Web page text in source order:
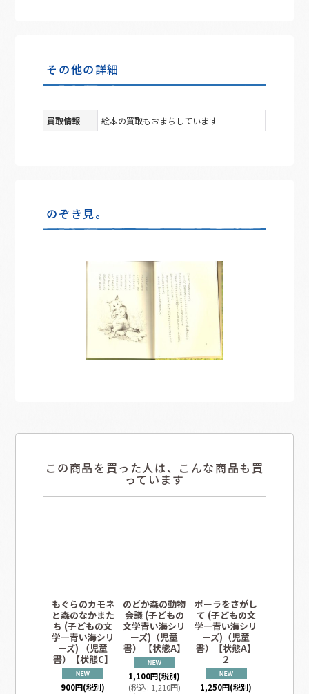
その他の詳細
買取情報 絵本の買取もおまちしています
のぞき見。
この商品を買った人は、こんな商品も買
っています
もぐらのカモネ
と森のなかまた
ち (子どもの文
学―青い海シリ
ーズ) （児童
書）【状態C】
900円(税別)
のどか森の動物
会議 (子どもの
文学青い海シリ
ーズ)（児童
書） 【状態A】
1,100円(税別)
(税込: 1,210円)
ポーラをさがし
て (子どもの文
学―青い海シリ
ーズ)（児童
書）【状態A】
２
1,250円(税別)